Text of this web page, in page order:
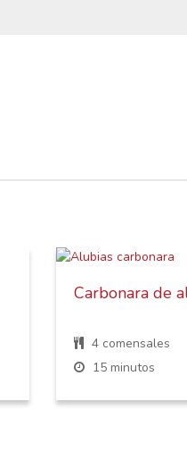
Carbonara de
4 comensales
15 minutos